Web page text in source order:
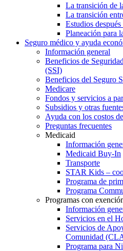
La transición de
La transición
Estudios
Planeación para
Seguro médico y ayuda
Información general
Beneficios de
(SSI)
Beneficios del Seguro
Medicare
Fondos y servicios a
Subsidios y otras
Ayuda con los costos
Preguntas frecuentes
Medicaid
Información
Medicaid Buy-In
Transporte
STAR Kids –
Programa de
Programa
Programas con
Información
Servicios en el
Servicios de
Comunidad
Programa para